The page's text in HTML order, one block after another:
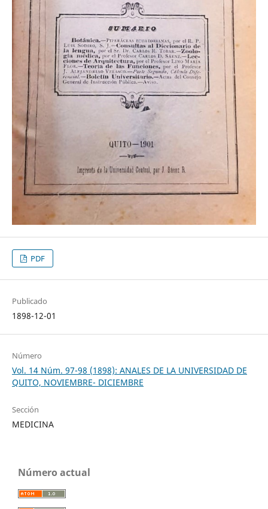
PDF
Publicado
1898-12-01
Número
Vol. 14 Núm. 97-98 (1898): ANALES DE LA UNIVERSIDAD DE
QUITO, NOVIEMBRE- DICIEMBRE
Sección
MEDICINA
Número actual